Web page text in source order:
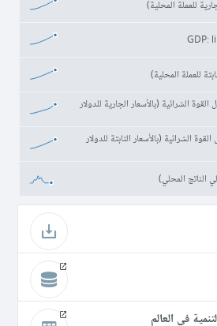
للعملة المحلية)
GDP:
للعملة المحلية)
الشرائية (بالأسعار الجارية للدولار
الشرائية (بالأسعار الثابتة للدولار
الناتج المحلي)
في العالم